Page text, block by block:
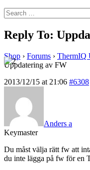
Search
for:
Reply To:
Shop › Forums › ThermIQ
Uppdatering av FW
2013/12/15 at 21:06 #6308
Anders a
Keymaster
Du måst välja rätt fw att
du inte lägga på fw för en